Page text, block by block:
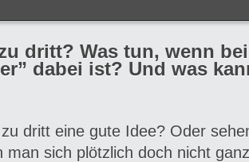
dritt? Was tun, wenn
dabei ist? Und was
dritt eine gute Idee? Oder
man sich plötzlich doch nicht